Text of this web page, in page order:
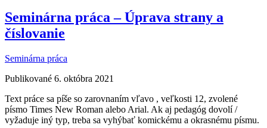
Seminárna práca – Úprava strany a
číslovanie
Seminárna práca
Publikované 6. októbra 2021
Text práce sa píše so zarovnaním vľavo , veľkosti 12, zvolené
písmo Times New Roman alebo Arial. Ak aj pedagóg dovolí /
vyžaduje iný typ, treba sa vyhýbať komickému a okrasnému písmu.